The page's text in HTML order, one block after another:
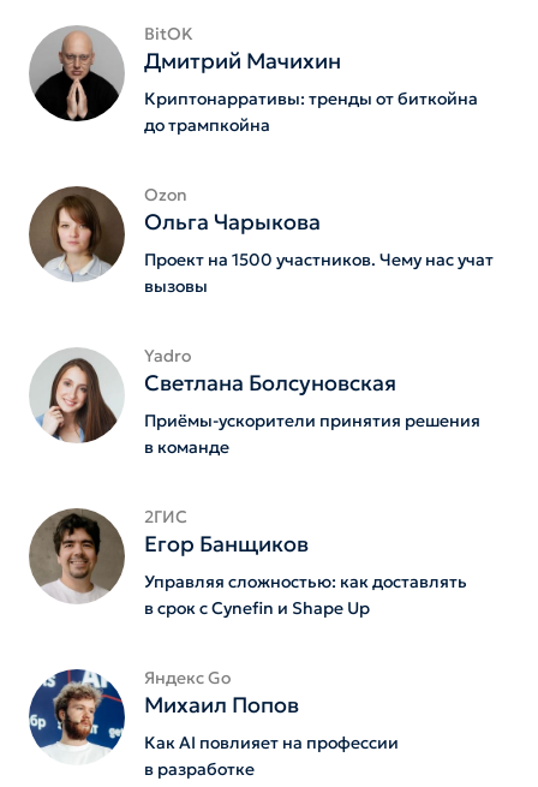
BitOK
Дмитрий Мачихин
Криптонарративы: тренды от биткойна
до трампкойна
Ozon
Ольга Чарыкова
Проект на 1500 участников. Чему нас учат
вызовы
Yadro
Светлана Болсуновская
Приёмы-ускорители принятия решения
в команде
2ГИС
Егор Банщиков
Управляя сложностью: как доставлять
в срок с Cynefin и Shape Up
Яндекс Go
Михаил Попов
Как AI повлияет на профессии
в разработке